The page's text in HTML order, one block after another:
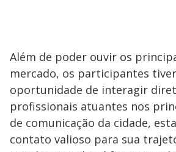
Além de poder ouvir os
mercado, os participantes
oportunidade de interagir
profissionais atuantes nos
de comunicação da cidade,
contato valioso para sua